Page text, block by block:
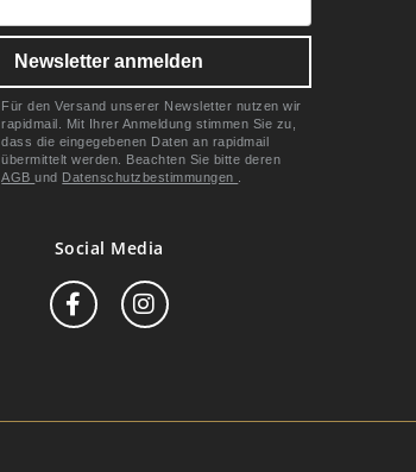
Newsletter anmelden
Für den Versand unserer Newsletter nutzen wir
rapidmail. Mit Ihrer Anmeldung stimmen Sie zu,
dass die eingegebenen Daten an rapidmail
übermittelt werden. Beachten Sie bitte deren
AGBund Datenschutzbestimmungen
Social Media